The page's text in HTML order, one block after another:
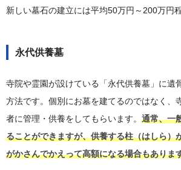
新しい墓石の建立には平均50万円～200万円
永代供養墓
寺院や霊園が設けている「永代供養墓」に遺
方法です。個別にお墓を建てるのではなく、
者に管理・供養をしてもらいます。 通常、一
ることができますが、供養する柱（はしら）
がかさんでかえって高額になる場合もありま